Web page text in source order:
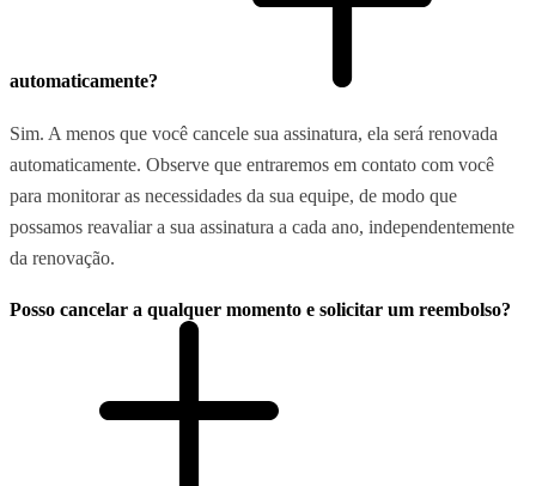
automaticamente?
Sim. A menos que você cancele sua assinatura, ela será renovada
automaticamente. Observe que entraremos em contato com você
para monitorar as necessidades da sua equipe, de modo que
possamos reavaliar a sua assinatura a cada ano, independentemente
da renovação.
Posso cancelar a qualquer momento e solicitar um reembolso?